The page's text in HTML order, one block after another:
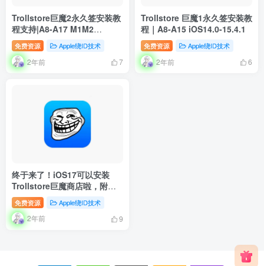
Trollstore巨魔2永久签安装教
程支持|A8-A17 M1M2
iOS15.5-16.6.1
免费资源 Apple绕ID技术
2年前 7
Trollstore 巨魔1永久签安装教
程｜A8-A15 iOS14.0-15.4.1
免费资源 Apple绕ID技术
2年前 6
终于来了！iOS17可以安装
Trollstore巨魔商店啦，附上
详细安装教程
免费资源 Apple绕ID技术
2年前 9